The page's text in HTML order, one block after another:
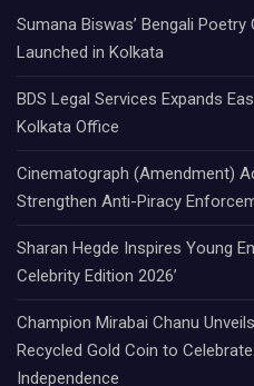
Sumana Biswas’ Bengali Poetry
Launched in Kolkata
BDS Legal Services Expands
Kolkata Office
Cinematograph (Amendment)
Strengthen Anti-Piracy
Sharan Hegde Inspires Young
Celebrity Edition 2026’
Champion Mirabai Chanu Unveils
Recycled Gold Coin to
Independence